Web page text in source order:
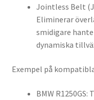
Jointless Belt
Eliminerar
smidigare
dynamiska
Exempel på
BMW